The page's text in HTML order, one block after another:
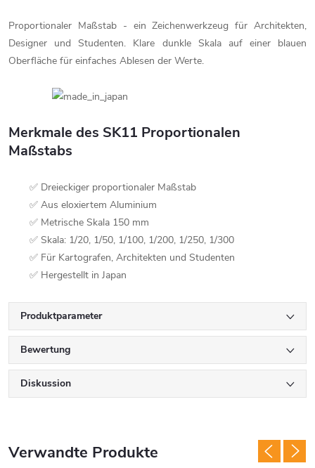
Proportionaler Maßstab - ein Zeichenwerkzeug für Architekten,
Designer und Studenten. Klare dunkle Skala auf einer blauen
Oberfläche für einfaches Ablesen der Werte.
Merkmale des SK11 Proportionalen
Maßstabs
✅ Dreieckiger proportionaler Maßstab
✅ Aus eloxiertem Aluminium
✅ Metrische Skala 150 mm
✅ Skala: 1/20, 1/50, 1/100, 1/200, 1/250, 1/300
✅ Für Kartografen, Architekten und Studenten
✅ Hergestellt in Japan
Produktparameter
Bewertung
Diskussion
Verwandte Produkte